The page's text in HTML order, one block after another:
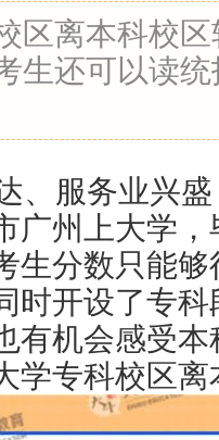
区离本科校
生还可以读
、服务业兴
广州上大学
生分数只能
时开设了专
有机会感受
学专科校区